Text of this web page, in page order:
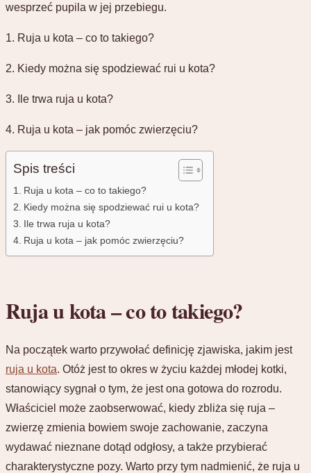
wesprzeć pupila w jej przebiegu.
1. Ruja u kota – co to takiego?
2. Kiedy można się spodziewać rui u kota?
3. Ile trwa ruja u kota?
4. Ruja u kota – jak pomóc zwierzęciu?
Spis treści
Ruja u kota – co to takiego?
Kiedy można się spodziewać rui u kota?
Ile trwa ruja u kota?
Ruja u kota – jak pomóc zwierzęciu?
Ruja u kota – co to takiego?
Na początek warto przywołać definicję zjawiska, jakim jest
ruja u kota. Otóż jest to okres w życiu każdej młodej kotki,
stanowiący sygnał o tym, że jest ona gotowa do rozrodu.
Właściciel może zaobserwować, kiedy zbliża się ruja –
zwierzę zmienia bowiem swoje zachowanie, zaczyna
wydawać nieznane dotąd odgłosy, a także przybierać
charakterystyczne pozy. Warto przy tym nadmienić, że ruja u